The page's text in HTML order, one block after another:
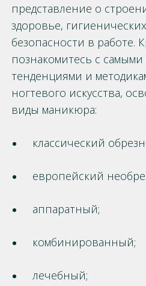
представление о
здоровье,
безопасности в работе.
познакомитесь с
тенденциями и
ногтевого искусства,
виды маникюра:
классический
европейский
аппаратный;
комбинированный;
лечебный;